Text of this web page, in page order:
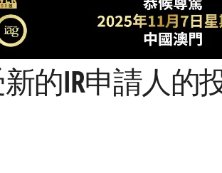
的IR申請人的